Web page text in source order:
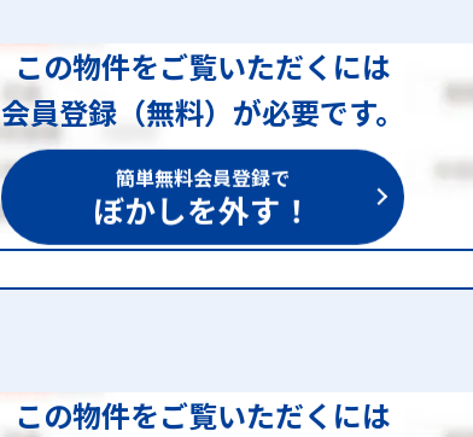
この物件をご覧いただくには
会員登録（無料）が必要です。
簡単無料会員登録で
ぼかしを外す！
この物件をご覧いただくには